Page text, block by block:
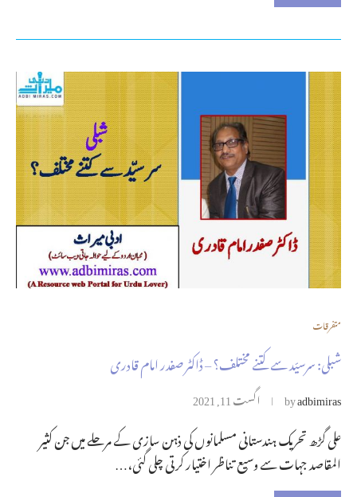
متفرقات
شبلی: سرسیّد سے کتنے مختلف؟ – ڈاکٹر صفدر امام قادری
byadbimiras اگست 11, 2021
علی گڑھ تحریک ہندستانی مسلمانوں کی ذہن سازی کے مرحلے میں جن کثیر
المقاصد جہات سے وسیع تناظر اختیار کرتی چلی گئی،…